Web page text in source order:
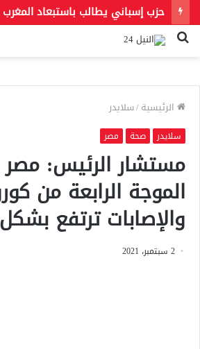
بحث
الرئيسية/سلايدر
سلايدر صحة مصر
مستشار الرئيس:
الموجة الرابعة من
والإصابات ترتفع
2 سبتمبر، 2021